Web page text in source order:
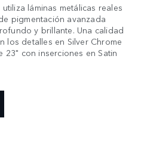
láminas metálicas reales
pigmentación avanzada
y brillante. Una calidad
los detalles en Silver Chrome
23" con inserciones en Satin